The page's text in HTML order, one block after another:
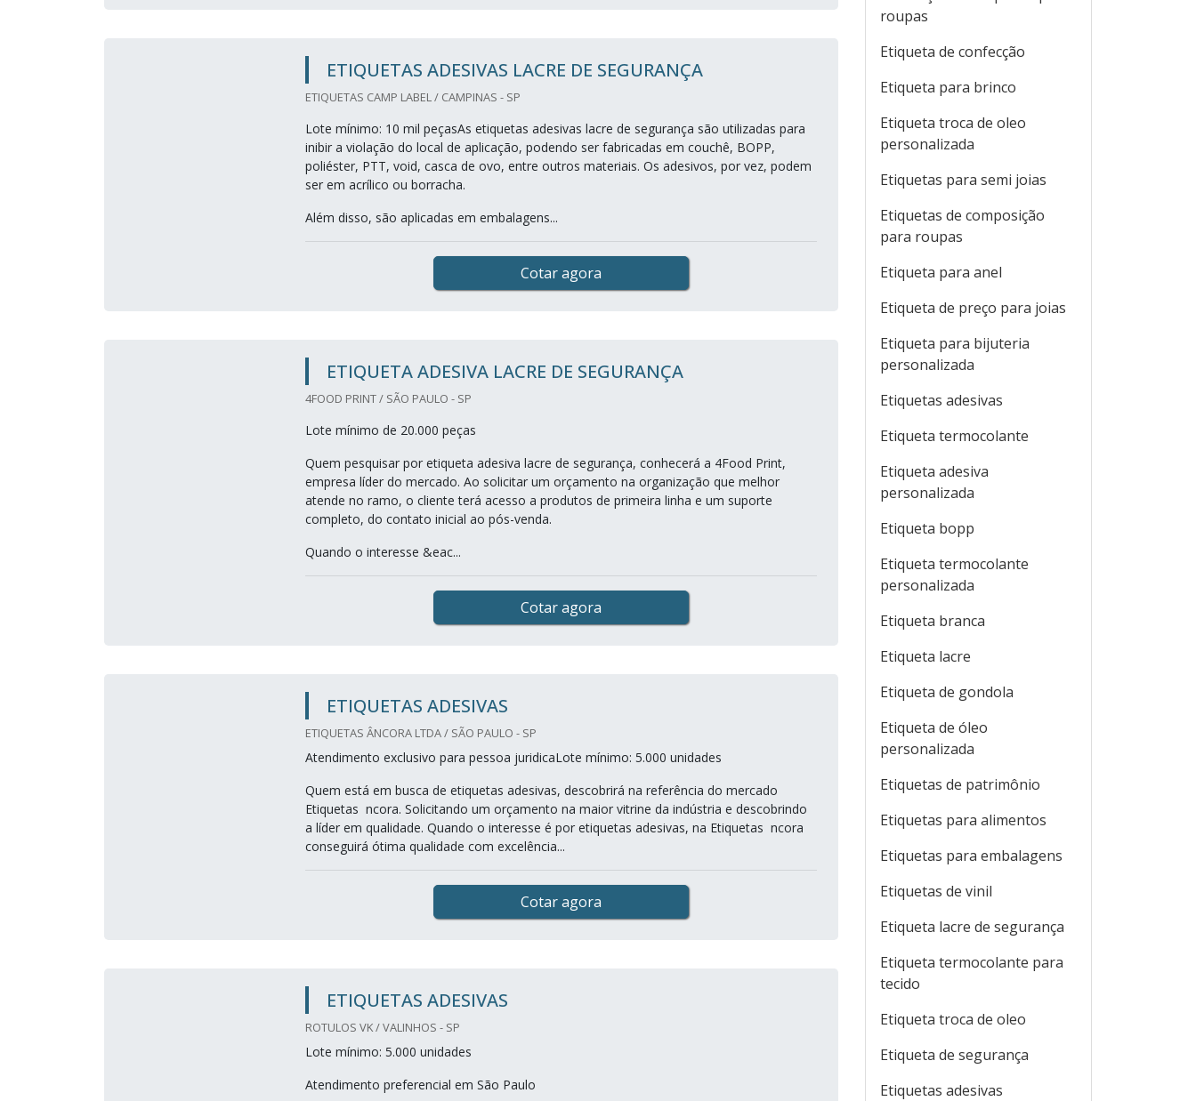
ETIQUETAS ADESIVAS LACRE DE SEGURANÇA
ETIQUETAS CAMP LABEL / CAMPINAS - SP
Lote mínimo: 10 mil peçasAs etiquetas adesivas lacre de segurança são utilizadas para
inibir a violação do local de aplicação, podendo ser fabricadas em couchê, BOPP,
poliéster, PTT, void, casca de ovo, entre outros materiais. Os adesivos, por vez, podem
ser em acrílico ou borracha.
Além disso, são aplicadas em embalagens...
Cotar agora
ETIQUETA ADESIVA LACRE DE SEGURANÇA
4FOOD PRINT / SÃO PAULO - SP
Lote mínimo de 20.000 peças
Quem pesquisar por etiqueta adesiva lacre de segurança, conhecerá a 4Food Print,
empresa líder do mercado. Ao solicitar um orçamento na organização que melhor
atende no ramo, o cliente terá acesso a produtos de primeira linha e um suporte
completo, do contato inicial ao pós-venda.
Quando o interesse &eac...
Cotar agora
ETIQUETAS ADESIVAS
ETIQUETAS ÂNCORA LTDA / SÃO PAULO - SP
Atendimento exclusivo para pessoa juridicaLote mínimo: 5.000 unidades
Quem está em busca de etiquetas adesivas, descobrirá na referência do mercado
Etiquetas ncora. Solicitando um orçamento na maior vitrine da indústria e descobrindo
a líder em qualidade. Quando o interesse é por etiquetas adesivas, na Etiquetas ncora
conseguirá ótima qualidade com excelência...
Cotar agora
ETIQUETAS ADESIVAS
ROTULOS VK / VALINHOS - SP
Lote mínimo: 5.000 unidades
Atendimento preferencial em São Paulo
roupas
Etiqueta de confecção
Etiqueta para brinco
Etiqueta troca de oleo
personalizada
Etiquetas para semi joias
Etiquetas de composição
para roupas
Etiqueta para anel
Etiqueta de preço para joias
Etiqueta para bijuteria
personalizada
Etiquetas adesivas
Etiqueta termocolante
Etiqueta adesiva
personalizada
Etiqueta bopp
Etiqueta termocolante
personalizada
Etiqueta branca
Etiqueta lacre
Etiqueta de gondola
Etiqueta de óleo
personalizada
Etiquetas de patrimônio
Etiquetas para alimentos
Etiquetas para embalagens
Etiquetas de vinil
Etiqueta lacre de segurança
Etiqueta termocolante para
tecido
Etiqueta troca de oleo
Etiqueta de segurança
Etiquetas adesivas